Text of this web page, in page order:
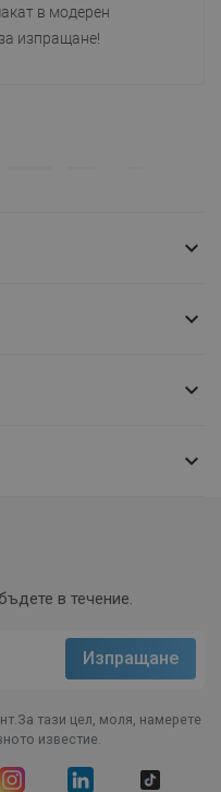
в модерен
изпращане!




в течение.
тази цел, моля, намерете
известие.